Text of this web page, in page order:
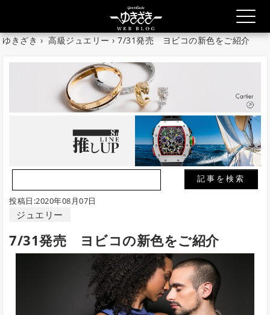
ゆきざき›高級ジュエリー› 7/31発売 ヨビコの新色をご紹介
投稿日:2020年08月07日
ジュエリー
7/31発売 ヨビコの新色をご紹介